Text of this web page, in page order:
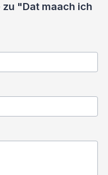
zu "Dat maach ich